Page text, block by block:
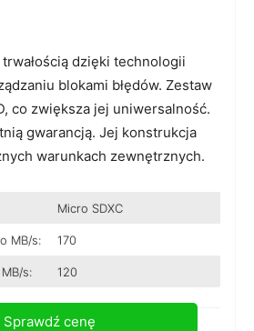
dzięki technologii
blokami błędów. Zestaw
co zwiększa jej uniwersalność.
gwarancją. Jej konstrukcja
warunkach zewnętrznych.
Micro SDXC
MB/s: 170
s: 120
Sprawdź cenę